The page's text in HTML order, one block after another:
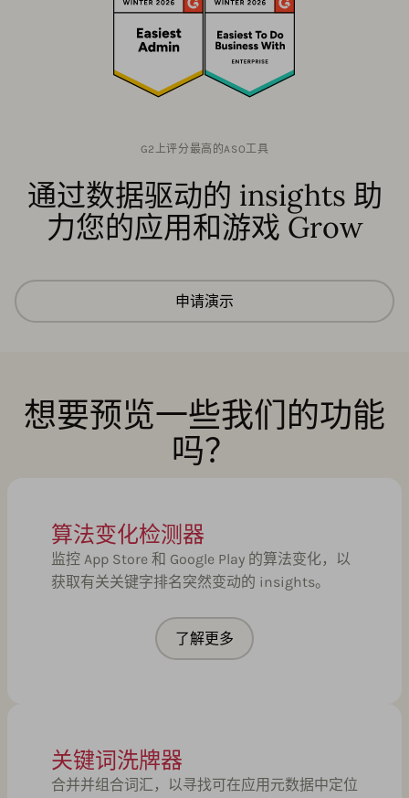
G2上评分最高的ASO工具
通过数据驱动的 insights 助
力您的应用和游戏 Grow
申请演示
想要预览一些我们的功能
吗？
算法变化检测器
监控 App Store 和 Google Play 的算法变化，以
获取有关关键字排名突然变动的 insights。
了解更多
关键词洗牌器
合并并组合词汇，以寻找可在应用元数据中定位